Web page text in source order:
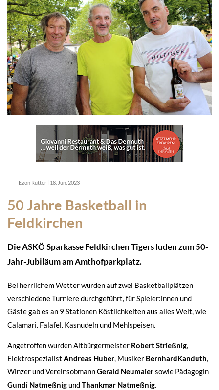
Egon Rutter | 18. Jun. 2023
50 Jahre Basketball in
Feldkirchen
Die ASKÖ Sparkasse Feldkirchen Tigers luden zum 50-
Jahr-Jubiläum am Amthofparkplatz.
Bei herrlichem Wetter wurden auf zwei Basketballplätzen
verschiedene Turniere durchgeführt, für Spieler:innen und
Gäste gab es an 9 Stationen Köstlichkeiten aus alles Welt, wie
Calamari, Falafel, Kasnudeln und Mehlspeisen.
Angetroffen wurden Altbürgermeister Robert Strießnig,
Elektrospezialist Andreas Huber, Musiker BernhardKanduth,
Winzer und VereinsobmannGerald Neumaiersowie Pädagogin
Gundi Natmeßnig undThankmar Natmeßnig.